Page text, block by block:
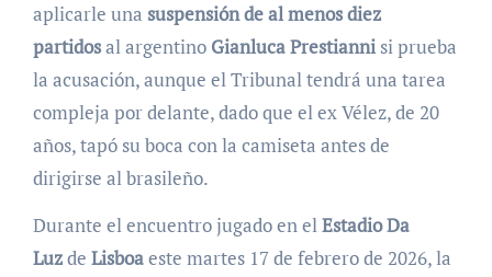
aplicarle una suspensión de al menos diez
partidosal argentino Gianluca Prestiannisi prueba
la acusación, aunque el Tribunal tendrá una tarea
compleja por delante, dado que el ex Vélez, de 20
años, tapó su boca con la camiseta antes de
dirigirse al brasileño.
Durante el encuentro jugado en elEstadio Da
Luzde Lisboaeste martes 17 de febrero de 2026, la